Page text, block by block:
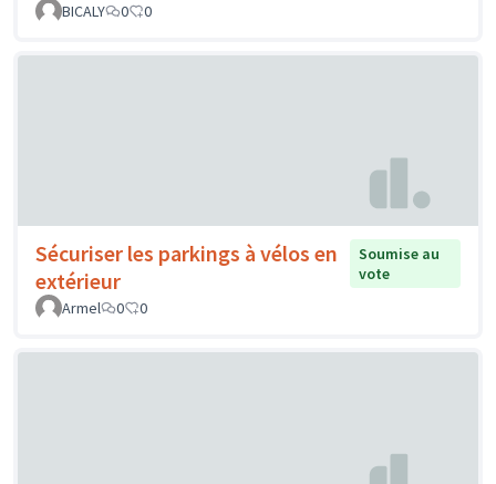
BICALY
0 0
Sécuriser les parkings à vélos en
extérieur
Soumise au
vote
Armel
0 0